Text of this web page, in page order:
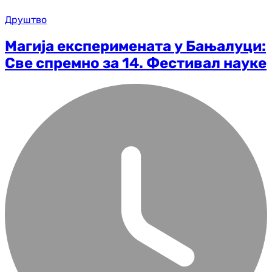
Друштво
Магија експеримената у Бањалуци:
Све спремно за 14. Фестивал науке